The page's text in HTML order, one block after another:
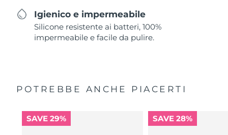
Igienico e impermeabile
Silicone resistente ai batteri, 100%
impermeabile e facile da pulire.
POTREBBE ANCHE PIACERTI
SAVE 29% SAVE 28%